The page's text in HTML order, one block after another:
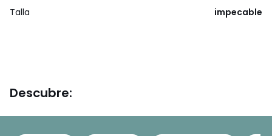
Talla impecable
Descubre: